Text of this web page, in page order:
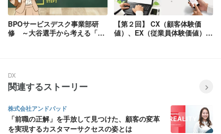
BPOサービスデスク事業部研
修 ～大谷選手から考える「価
【第２回】 CX（顧客体験価
値）、EX（従業員体験価値）を
DX
関連するストーリー
株式会社アンドパッド
「前職の正解」を手放して見つけた、顧客の変革
を実現するカスタマーサクセスの姿とは